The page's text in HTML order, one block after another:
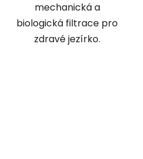
mechanická a
biologická filtrace pro
zdravé jezírko.